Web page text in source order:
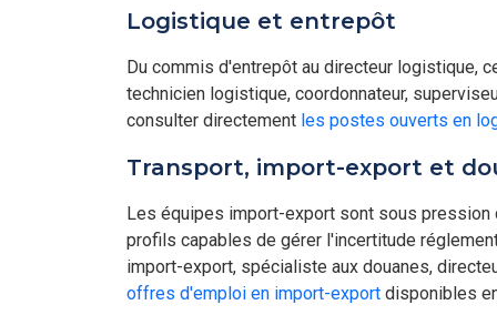
Logistique et entrepôt
Du commis d'entrepôt au directeur logistique,
technicien logistique, coordonnateur,
consulter directement les postes ouverts en
Transport, import-export et
Les équipes import-export sont sous pression
profils capables de gérer l'incertitude
import-export, spécialiste aux douanes,
offres d'emploi en import-export disponibles